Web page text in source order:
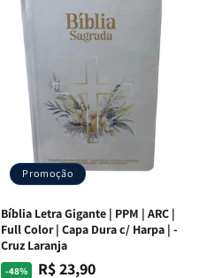
Bíblia
Livro
por
Livro
um
panorama
completo
dos
66
da
Bíblia
Equipe
Bíblia
Livro
-
um
panorama
completo
dos
da
Bíblia
Promoção
Bíblia Letra Gigante | PPM | ARC |
Full Color | Capa Dura c/ Harpa | -
Cruz Laranja
-48%
Preço
PreçoR$ 23,90